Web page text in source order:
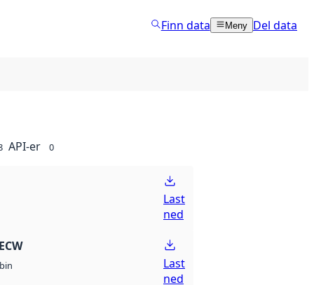
Finn data Meny Del data
API-er 0
Last
ned
bin
Last
ned